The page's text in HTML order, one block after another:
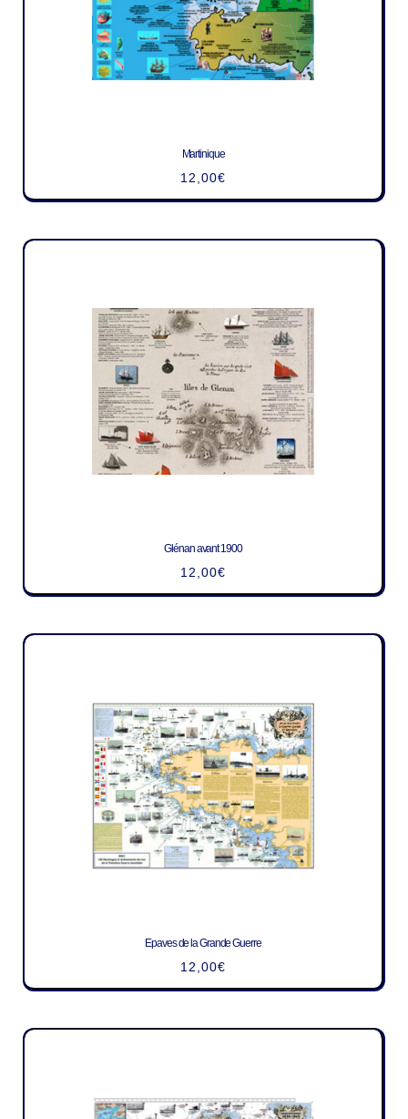
Martinique
12,00€
Glénan avant 1900
12,00€
Epaves de la Grande Guerre
12,00€